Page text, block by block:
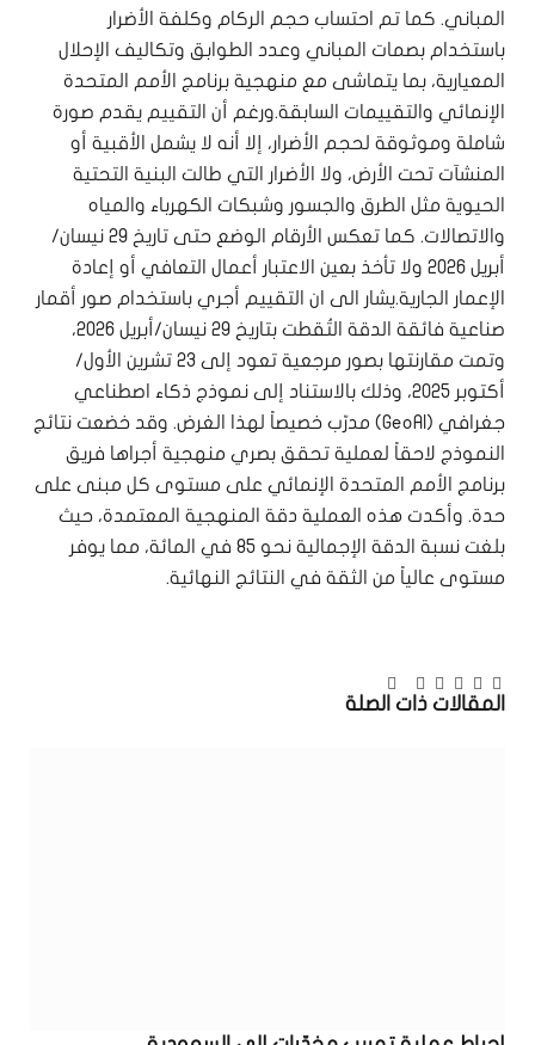
المباني. كما تم احتساب حجم الركام وكلفة الأضرار
باستخدام بصمات المباني وعدد الطوابق وتكاليف الإحلال
المعيارية، بما يتماشى مع منهجية برنامج الأمم المتحدة
الإنمائي والتقييمات السابقة.ورغم أن التقييم يقدم صورة
شاملة وموثوقة لحجم الأضرار، إلا أنه لا يشمل الأقبية أو
المنشآت تحت الأرض، ولا الأضرار التي طالت البنية التحتية
الحيوية مثل الطرق والجسور وشبكات الكهرباء والمياه
والاتصالات. كما تعكس الأرقام الوضع حتى تاريخ 29 نيسان/
أبريل 2026 ولا تأخذ بعين الاعتبار أعمال التعافي أو إعادة
الإعمار الجارية.يشار الى ان التقييم أجري باستخدام صور أقمار
صناعية فائقة الدقة التُقطت بتاريخ 29 نيسان/أبريل 2026،
وتمت مقارنتها بصور مرجعية تعود إلى 23 تشرين الأول/
أكتوبر 2025، وذلك بالاستناد إلى نموذج ذكاء اصطناعي
جغرافي (GeoAI) مدرّب خصيصاً لهذا الغرض. وقد خضعت نتائج
النموذج لاحقاً لعملية تحقق بصري منهجية أجراها فريق
برنامج الأمم المتحدة الإنمائي على مستوى كل مبنى على
حدة. وأكدت هذه العملية دقة المنهجية المعتمدة، حيث
بلغت نسبة الدقة الإجمالية نحو 85 في المائة، مما يوفر
مستوى عالياً من الثقة في النتائج النهائية.
فيسبوك
تويتربينتيريست
لينكدإن
Tumblrتيلقرام
البريد
الإلكتروني
المقالات ذات الصلة